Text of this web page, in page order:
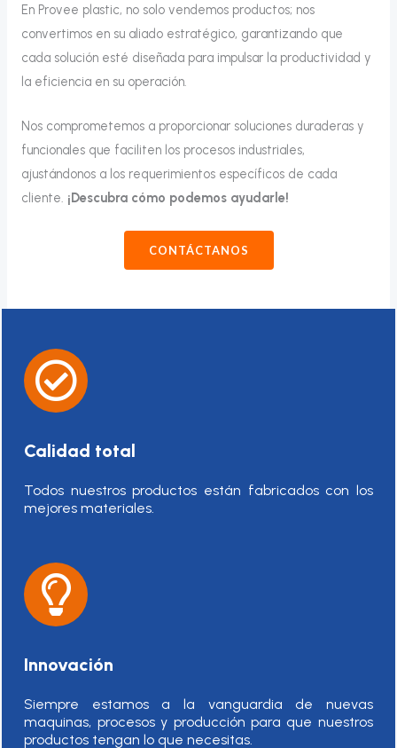
En Provee plastic, no solo vendemos productos; nos
convertimos en su aliado estratégico, garantizando que
cada solución esté diseñada para impulsar la productividad y
la eficiencia en su operación.
Nos comprometemos a proporcionar soluciones duraderas y
funcionales que faciliten los procesos industriales,
ajustándonos a los requerimientos específicos de cada
cliente. ¡Descubra cómo podemos ayudarle!
CONTÁCTANOS
Calidad total
Todos nuestros productos están fabricados con los
mejores materiales.
Innovación
Siempre estamos a la vanguardia de nuevas
maquinas, procesos y producción para que nuestros
productos tengan lo que necesitas.